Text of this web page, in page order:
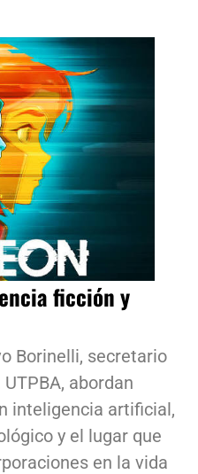
ficción y
Borinelli, secretario
abordan
inteligencia artificial,
y el lugar que
en la vida